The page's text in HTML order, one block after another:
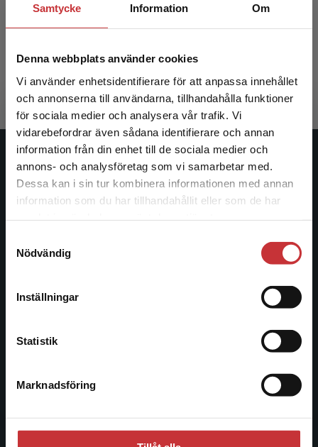
Samtycke Information Om
Denna webbplats använder cookies
Vi använder enhetsidentifierare för att anpassa innehållet
och annonserna till användarna, tillhandahålla funktioner
för sociala medier och analysera vår trafik. Vi
vidarebefordrar även sådana identifierare och annan
information från din enhet till de sociala medier och
annons- och analysföretag som vi samarbetar med.
Dessa kan i sin tur kombinera informationen med annan
information som du har tillhandahållit eller som de har
Nödvändig
Inställningar
Statistik
Marknadsföring
Begränsad fraktregion
Det verkar som att du besöker
studentlitteratur.se via en enhet utanför Sverige.
Vi erbjuder inte leveranser utanför Sverige. För
att kunna slutföra ett köp måste
Träd i urbana landskap
567 krinkl. moms
Exkl. moms: 535 kr
Studentlitteratur
Studentlitteratur grundades 1963 och är idag Sveriges
informationstjänster i utbudet, finns Studentlitteratur med
Kontakta oss
Kontakta oss
Postadress:
221 00 Lund